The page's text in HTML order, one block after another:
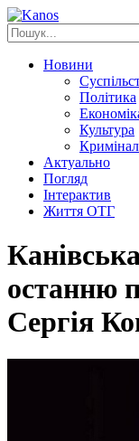
Новини
Політика
Культура
Кримінал
Актуально
Погляд
Інтерактив
Життя ОТГ
останню
Сергія